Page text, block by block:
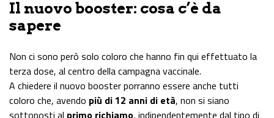
Il nuovo booster: cosa c’è da
sapere
Non ci sono però solo coloro che hanno fin qui effettuato la
terza dose, al centro della campagna vaccinale.
A chiedere il nuovo booster porranno essere anche tutti
coloro che, avendo più di 12 anni di età, non si siano